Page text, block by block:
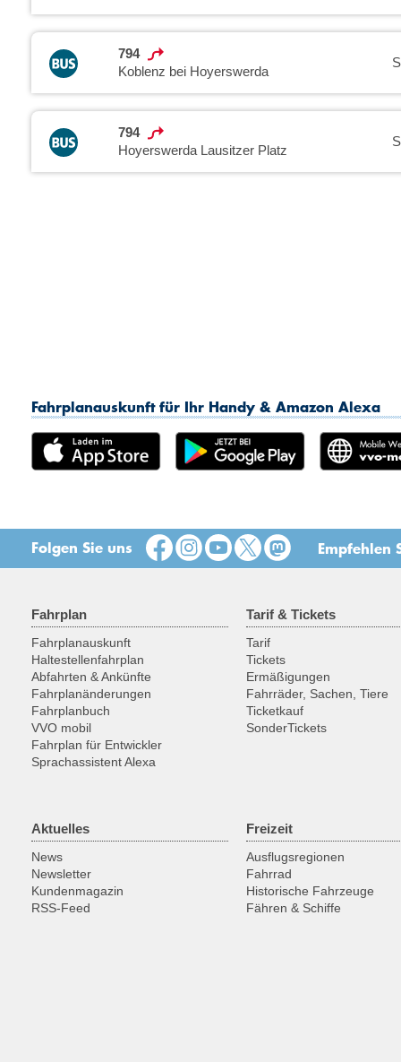
794
Koblenz bei Hoyerswerda
794
Hoyerswerda Lausitzer Platz
Fahrplanauskunft für Ihr Handy & Amazon Alexa
Folgen Sie uns Empfehlen
Fahrplan
Fahrplanauskunft
Haltestellenfahrplan
Abfahrten & Ankünfte
Fahrplanänderungen
Fahrplanbuch
VVO mobil
Fahrplan für Entwickler
Sprachassistent Alexa
Tarif & Tickets
Tarif
Tickets
Ermäßigungen
Fahrräder, Sachen, Tiere
Ticketkauf
SonderTickets
Aktuelles
News
Newsletter
Kundenmagazin
RSS-Feed
Freizeit
Ausflugsregionen
Fahrrad
Historische Fahrzeuge
Fähren & Schiffe